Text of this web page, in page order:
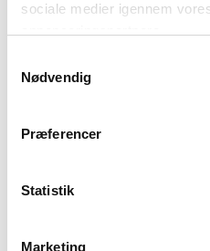
sociale medier igennem
Du kan læse mere om vores
"Detaljer" eller ved at klikke
Nødvendig
Præferencer
Statistik
Marketing